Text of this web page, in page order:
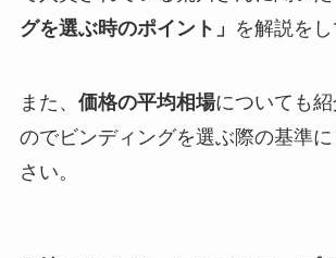
グを選ぶ時のポイント」 を解説をし
また、 価格の平均相場についても
のでビンディングを選ぶ際の基準
さい。